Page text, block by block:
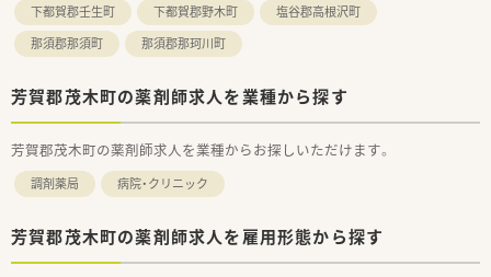
下都賀郡壬生町
下都賀郡野木町
塩谷郡高根沢町
那須郡那須町
那須郡那珂川町
芳賀郡茂木町の薬剤師求人を業種から探す
芳賀郡茂木町の薬剤師求人を業種からお探しいただけます。
調剤薬局 病院・クリニック
芳賀郡茂木町の薬剤師求人を雇用形態から探す